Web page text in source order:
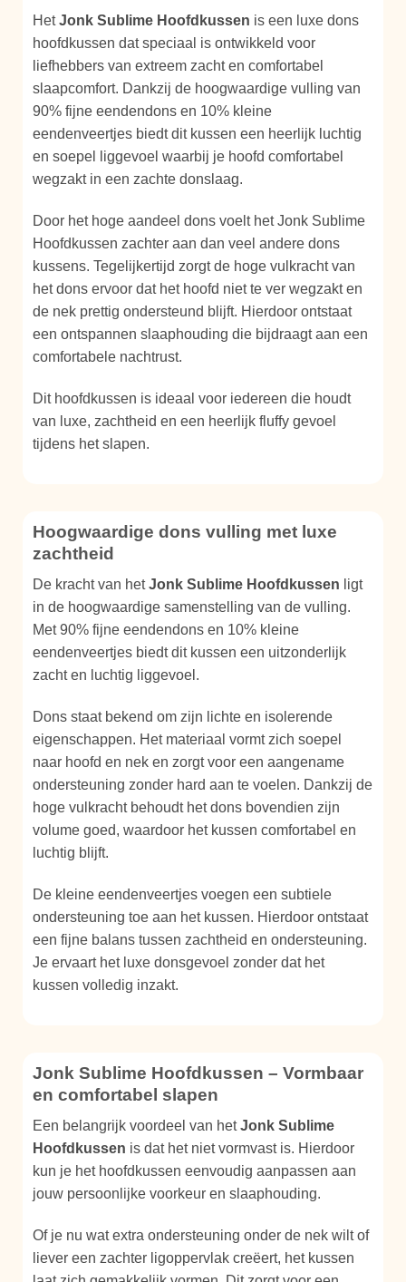
HetJonk Sublime Hoofdkussen is een luxe dons
hoofdkussen dat speciaal is ontwikkeld voor
liefhebbers van extreem zacht en comfortabel
slaapcomfort. Dankzij de hoogwaardige vulling van
90% fijne eendendons en 10% kleine
eendenveertjes biedt dit kussen een heerlijk luchtig
en soepel liggevoel waarbij je hoofd comfortabel
wegzakt in een zachte donslaag.
Door het hoge aandeel dons voelt het Jonk Sublime
Hoofdkussen zachter aan dan veel andere dons
kussens. Tegelijkertijd zorgt de hoge vulkracht van
het dons ervoor dat het hoofd niet te ver wegzakt en
de nek prettig ondersteund blijft. Hierdoor ontstaat
een ontspannen slaaphouding die bijdraagt aan een
comfortabele nachtrust.
Dit hoofdkussen is ideaal voor iedereen die houdt
van luxe, zachtheid en een heerlijk fluffy gevoel
tijdens het slapen.
Hoogwaardige dons vulling met luxe
zachtheid
De kracht van hetJonk Sublime Hoofdkussen ligt
in de hoogwaardige samenstelling van de vulling.
Met 90% fijne eendendons en 10% kleine
eendenveertjes biedt dit kussen een uitzonderlijk
zacht en luchtig liggevoel.
Dons staat bekend om zijn lichte en isolerende
eigenschappen. Het materiaal vormt zich soepel
naar hoofd en nek en zorgt voor een aangename
ondersteuning zonder hard aan te voelen. Dankzij de
hoge vulkracht behoudt het dons bovendien zijn
volume goed, waardoor het kussen comfortabel en
luchtig blijft.
De kleine eendenveertjes voegen een subtiele
ondersteuning toe aan het kussen. Hierdoor ontstaat
een fijne balans tussen zachtheid en ondersteuning.
Je ervaart het luxe donsgevoel zonder dat het
kussen volledig inzakt.
Jonk Sublime Hoofdkussen – Vormbaar
en comfortabel slapen
Een belangrijk voordeel van hetJonk Sublime
Hoofdkussen is dat het niet vormvast is. Hierdoor
kun je het hoofdkussen eenvoudig aanpassen aan
jouw persoonlijke voorkeur en slaaphouding.
Of je nu wat extra ondersteuning onder de nek wilt of
liever een zachter ligoppervlak creëert, het kussen